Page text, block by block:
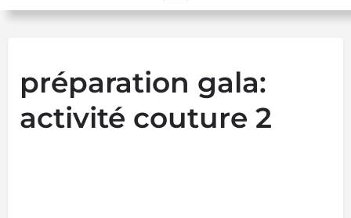
préparation gala:
activité couture 2